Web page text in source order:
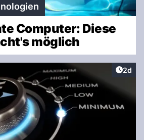
Computer: Diese
möglich
2d